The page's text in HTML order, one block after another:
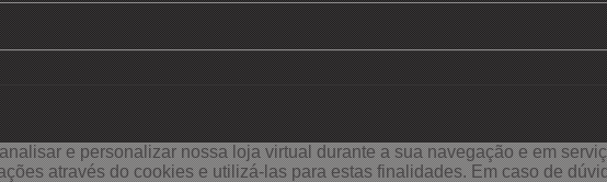
e personalizar nossa loja virtual durante a sua navegação e em
através do cookies e utilizá-las para estas finalidades. Em caso de